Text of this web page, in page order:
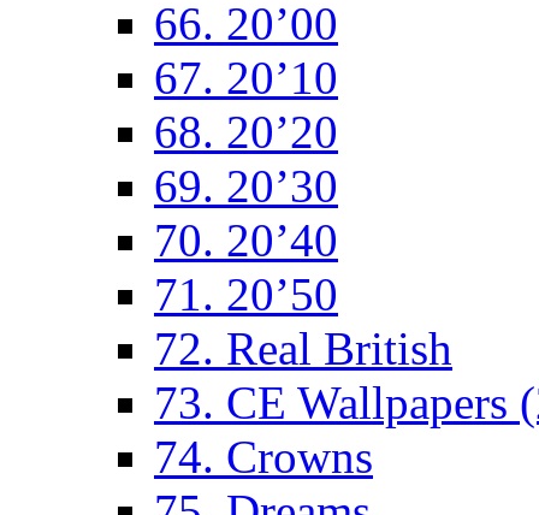
66. 20’00
67. 20’10
68. 20’20
69. 20’30
70. 20’40
71. 20’50
72. Real British
73. CE Wallpapers
74. Crowns